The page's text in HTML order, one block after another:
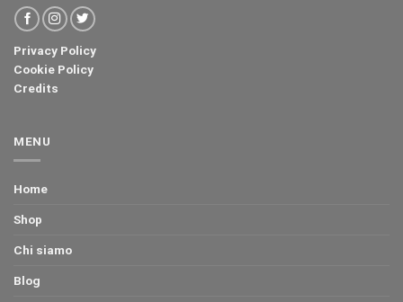
Privacy Policy
Cookie Policy
Credits
MENU
Home
Shop
Chi siamo
Blog